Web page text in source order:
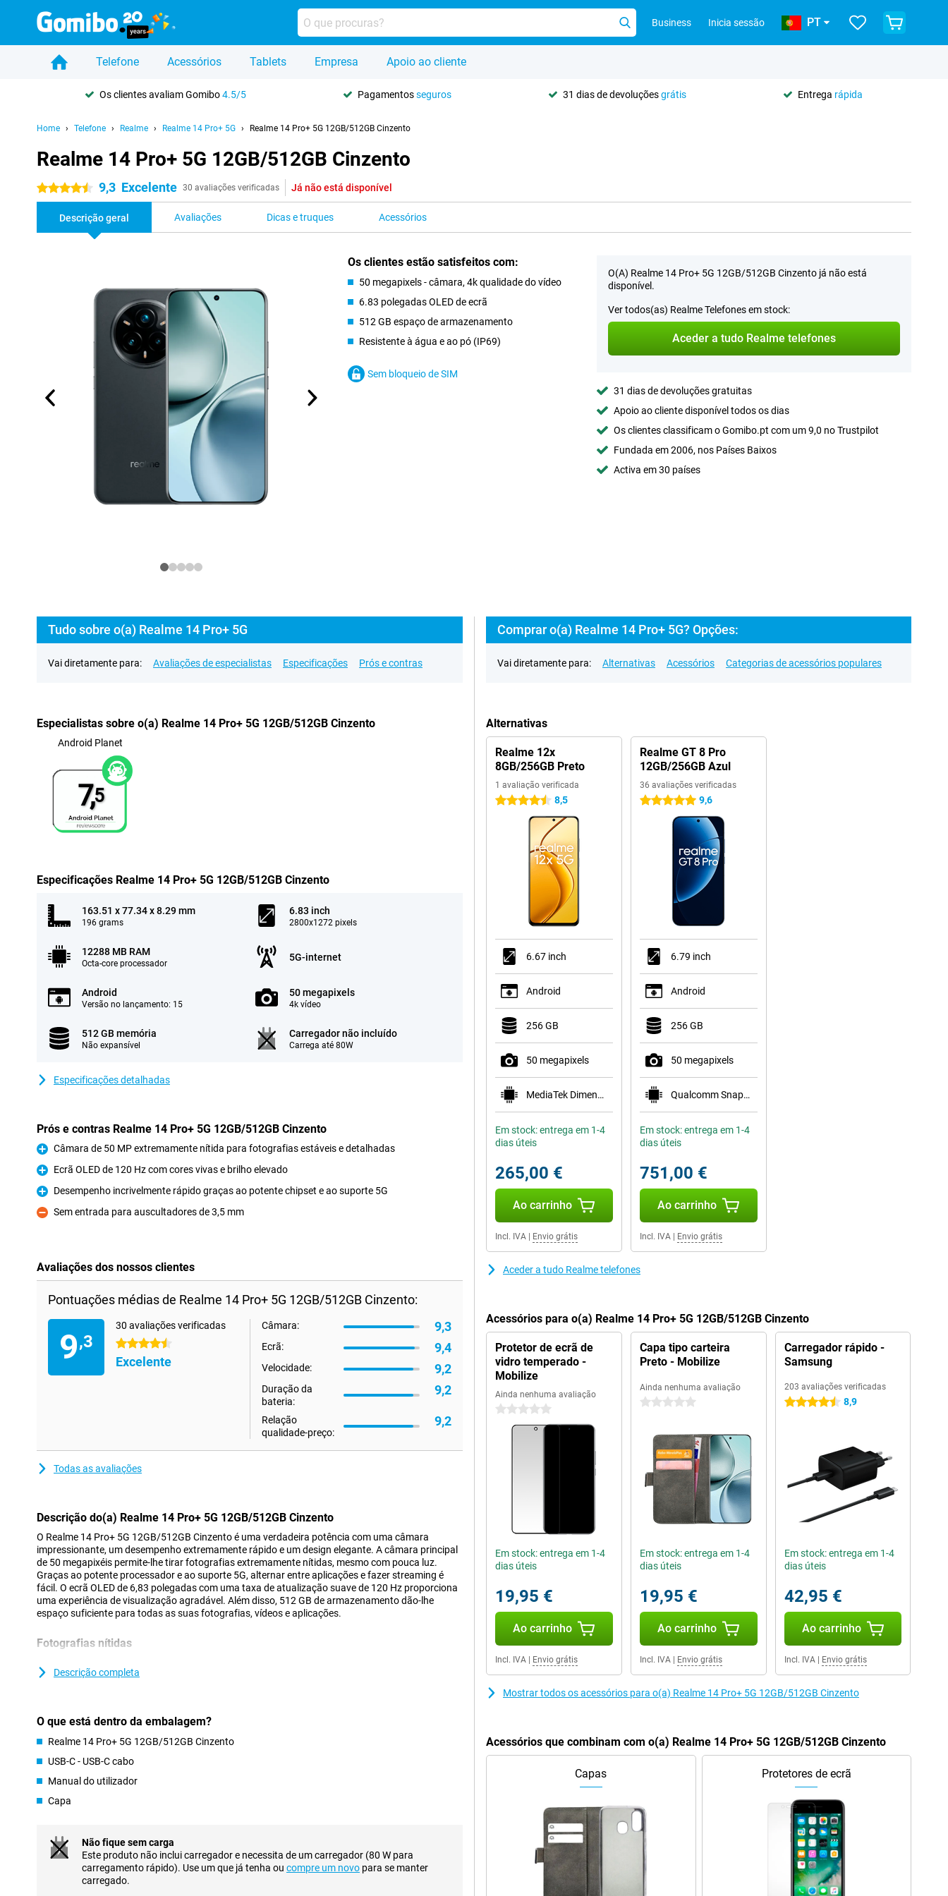
Business Inicia sessão PT
Telefone Acessórios Tablets Empresa Apoio ao cliente
Os clientes avaliam Gomibo4.5/5 Pagamentosseguros 31 dias de devoluçõesgrátis Entrega rápida
Home Telefone Realme Realme 14 Pro+ 5G Realme 14 Pro+ 5G 12GB/512GB Cinzento
Realme 14 Pro+ 5G 12GB/512GB Cinzento
4.5 estrelas 9,3 Excelente 30 avaliações verificadas Já não está disponível
Descrição geral Avaliações Dicas e truques Acessórios
Os clientes estão satisfeitos com:
50 megapixels - câmara, 4k qualidade do vídeo
6.83 polegadas OLED de ecrã
512 GB espaço de armazenamento
Resistente à água e ao pó (IP69)
Sem bloqueio de SIM
O(A) Realme 14 Pro+ 5G 12GB/512GB Cinzento já não está
disponível.
Ver todos(as) Realme Telefones em stock:
Aceder a tudo Realme telefones
31 dias de devoluções gratuitas
Apoio ao cliente disponível todos os dias
Os clientes classificam o Gomibo.pt com um 9,0 no Trustpilot
Fundada em 2006, nos Países Baixos
Activa em 30 países
Tudo sobre o(a) Realme 14 Pro+ 5G
Vai diretamente para: Avaliações de especialistas Especificações Prós e contras
Especialistas sobre o(a) Realme 14 Pro+ 5G 12GB/512GB Cinzento
Android Planet
7,5
Especificações Realme 14 Pro+ 5G 12GB/512GB Cinzento
163.51 x 77.34 x 8.29 mm
196 grams
6.83 inch
2800x1272 pixels
12288 MB RAM
Octa-core processador
5G-internet
Android
Versão no lançamento: 15
50 megapixels
4k vídeo
512 GB memória
Não expansível
Carregador não incluído
Carrega até 80W
Especificações detalhadas
Prós e contras Realme 14 Pro+ 5G 12GB/512GB Cinzento
Prós
Câmara de 50 MP extremamente nítida para fotografias estáveis e detalhadas
Prós
Ecrã OLED de 120 Hz com cores vivas e brilho elevado
Prós
Desempenho incrivelmente rápido graças ao potente chipset e ao suporte 5G
Contras
Sem entrada para auscultadores de 3,5 mm
Avaliações dos nossos clientes
Pontuações médias de Realme 14 Pro+ 5G 12GB/512GB Cinzento:
9,3
30 avaliações verificadas
4.5 estrelas
Excelente
Câmara: 9,3
Ecrã: 9,4
Velocidade: 9,2
Duração da
bateria:
9,2
Relação
qualidade-preço:
9,2
Todas as avaliações
Descrição do(a) Realme 14 Pro+ 5G 12GB/512GB Cinzento
O Realme 14 Pro+ 5G 12GB/512GB Cinzento é uma verdadeira potência com uma câmara
impressionante, um desempenho extremamente rápido e um design elegante. A câmara principal
de 50 megapixéis permite-lhe tirar fotografias extremamente nítidas, mesmo com pouca luz.
Graças ao potente processador e ao suporte 5G, alternar entre aplicações e fazer streaming é
fácil. O ecrã OLED de 6,83 polegadas com uma taxa de atualização suave de 120 Hz proporciona
uma experiência de visualização agradável. Além disso, 512 GB de armazenamento dão-lhe
espaço suficiente para todas as suas fotografias, vídeos e aplicações.
Fotografias nítidas
megapixels. Quer esteja a fotografar um retrato ou uma paisagem nocturna, o suporte de IA e a
Ecrã OLED suave
O ecrã OLED de 6,83 polegadas do Realme 14 Pro+ 5G oferece cores vibrantes e contrastes
resolução, desfrutará de detalhes nítidos, ideais para filmes e vídeos. Mesmo em exteriores, o ecrã
permanece claramente visível graças à sua elevada luminosidade.
Debaixo do capô do Realme 14 Pro+ 5G está um chipset potente, que faz com que as aplicações
abram rapidamente e o multitasking seja fácil. Os 12GB de memória de trabalho garantem que
alterna sem problemas entre diferentes tarefas. Graças ao suporte 5G, descarregue ficheiros
grandes e faça streaming em alta qualidade sem atrasos.
Descrição completa
O que está dentro da embalagem?
Realme 14 Pro+ 5G 12GB/512GB Cinzento
USB-C - USB-C cabo
Manual do utilizador
Capa
Não fique sem carga
Este produto não inclui carregador e necessita de um carregador (80 W para
carregamento rápido). Use um que já tenha ou compre um novo para se manter
carregado.
Comprar o(a) Realme 14 Pro+ 5G? Opções:
Vai diretamente para: Alternativas Acessórios Categorias de acessórios populares
Alternativas
Realme 12x
8GB/256GB Preto
1 avaliação verificada
4.5 estrelas 8,5
6.67 inch
Android
256 GB
50 megapixels
MediaTek Dimensity 6100+
Em stock: entrega em 1-4
dias úteis
265,00 €
Ao carrinho
Incl. IVA Envio grátis
Realme GT 8 Pro
12GB/256GB Azul
36 avaliações verificadas
5 estrelas 9,6
6.79 inch
Android
256 GB
50 megapixels
Qualcomm Snapdragon 8 Gen 5 Mobile Platform
Em stock: entrega em 1-4
dias úteis
751,00 €
Ao carrinho
Incl. IVA| Envio grátis
Aceder a tudo Realme telefones
Acessórios para o(a) Realme 14 Pro+ 5G 12GB/512GB Cinzento
Protetor de ecrã de
vidro temperado -
Mobilize
Ainda nenhuma avaliação
0 estrelas
Em stock: entrega em 1-4
dias úteis
19,95 €
Ao carrinho
Incl. IVA Envio grátis
Capa tipo carteira
Preto - Mobilize
Ainda nenhuma avaliação
0 estrelas
Em stock: entrega em 1-4
dias úteis
19,95 €
Ao carrinho
Incl. IVA| Envio grátis
Carregador rápido -
Samsung
203 avaliações verificadas
4.5 estrelas 8,9
Em stock: entrega em 1-4
dias úteis
42,95 €
Ao carrinho
Incl. IVA| Envio grátis
Mostrar todos os acessórios para o(a) Realme 14 Pro+ 5G 12GB/512GB Cinzento
Acessórios que combinam com o(a) Realme 14 Pro+ 5G 12GB/512GB Cinzento
Capas Protetores de ecrã